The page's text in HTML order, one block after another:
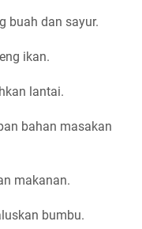
buah dan sayur.
ikan.
lantai.
bahan masakan
makanan.
bumbu.